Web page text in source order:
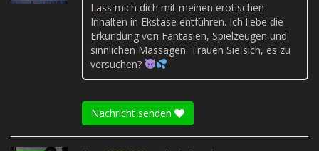
Lass mich dich mit meinen erotischen
Inhalten in Ekstase entführen. Ich liebe die
Erkundung von Fantasien, Spielzeugen und
sinnlichen Massagen. Trauen Sie sich, es zu
versuchen?
Nachricht senden